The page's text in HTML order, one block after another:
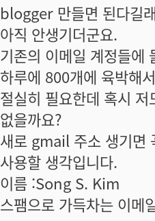
blogger 만들면 된다길
아직 안생기더군요.
기존의 이메일 계정들에
하루에 800개에 육박해
절실히 필요한데 혹시
없을까요?
새로 gmail 주소 생기면
사용할 생각입니다.
이름 :Song S. Kim
스팸으로 가득차는 이메